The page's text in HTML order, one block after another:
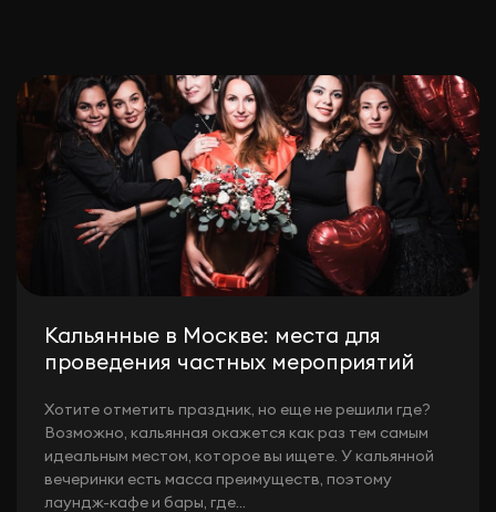
Кальянные в Москве: места для
проведения частных мероприятий
Хотите отметить праздник, но еще не решили где?
Возможно, кальянная окажется как раз тем самым
идеальным местом, которое вы ищете. У кальянной
вечеринки есть масса преимуществ, поэтому
лаундж-кафе и бары, где...